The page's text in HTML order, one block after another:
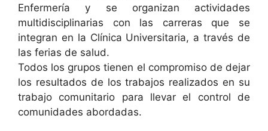
Enfermería y se organizan actividades
multidisciplinarias con las carreras que se
integran en la Clínica Universitaria, a través de
las ferias de salud.
Todos los grupos tienen el compromiso de dejar
los resultados de los trabajos realizados en su
trabajo comunitario para llevar el control de
comunidades abordadas.